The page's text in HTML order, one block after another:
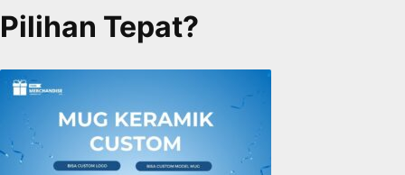
Pilihan Tepat?